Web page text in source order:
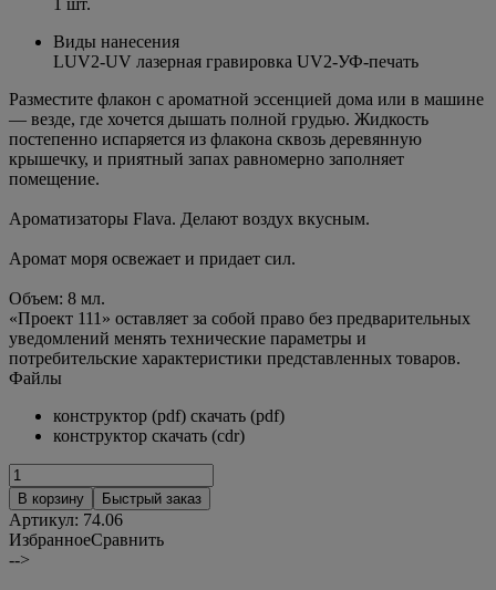
1 шт.
Виды нанесения
LUV2-UV лазерная гравировка UV2-УФ-печать
Разместите флакон с ароматной эссенцией дома или в машине
— везде, где хочется дышать полной грудью. Жидкость
постепенно испаряется из флакона сквозь деревянную
крышечку, и приятный запах равномерно заполняет
помещение.
Ароматизаторы Flava. Делают воздух вкусным.
Аромат моря освежает и придает сил.
Объем: 8 мл.
«Проект 111» оставляет за собой право без предварительных
уведомлений менять технические параметры и
потребительские характеристики представленных товаров.
Файлы
конструктор (pdf) скачать (pdf)
конструктор скачать (cdr)
В корзину Быстрый заказ
Артикул: 74.06
ИзбранноеСравнить
-->